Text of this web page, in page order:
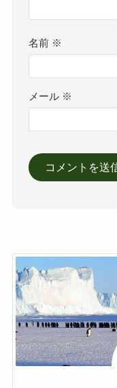
名前 ※
メール ※